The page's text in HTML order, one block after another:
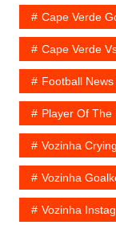
Cape Verde
Cape Verde
Football
Player Of The
Vozinha Crying
Vozinha
Vozinha